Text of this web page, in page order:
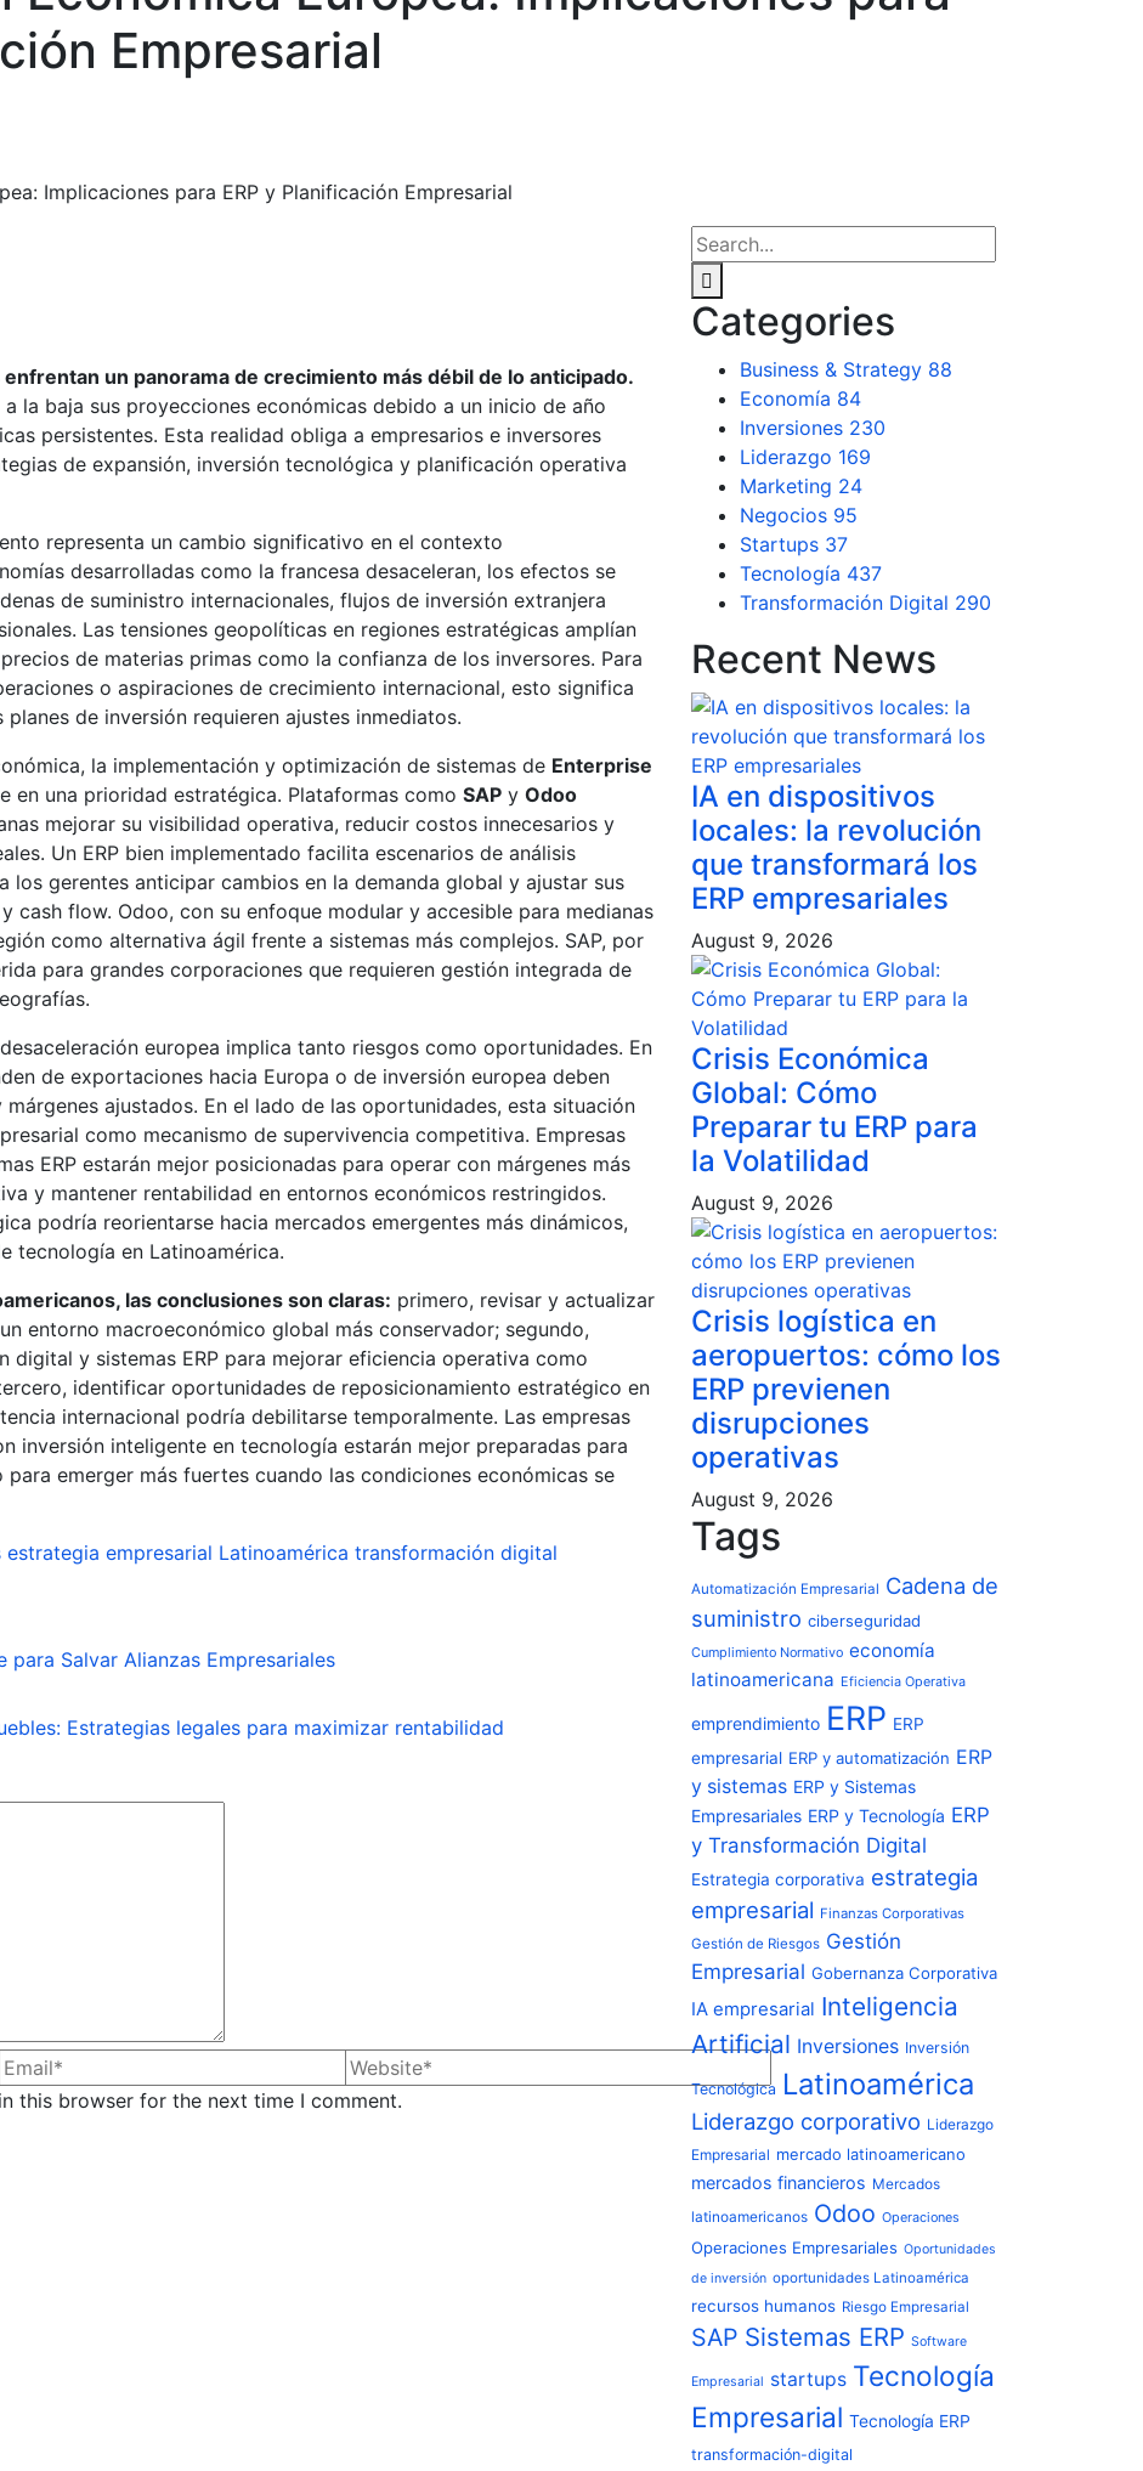
Empresarial
Implicaciones para ERP y Planificación Empresarial
un panorama de crecimiento más débil de lo anticipado.
la baja sus proyecciones económicas debido a un inicio de año
persistentes. Esta realidad obliga a empresarios e inversores
de expansión, inversión tecnológica y planificación operativa
representa un cambio significativo en el contexto
desarrolladas como la francesa desaceleran, los efectos se
de suministro internacionales, flujos de inversión extranjera
Las tensiones geopolíticas en regiones estratégicas amplían
de materias primas como la confianza de los inversores. Para
o aspiraciones de crecimiento internacional, esto significa
de inversión requieren ajustes inmediatos.
la implementación y optimización de sistemas de Enterprise
en una prioridad estratégica. Plataformas como SAP y Odoo
mejorar su visibilidad operativa, reducir costos innecesarios y
Un ERP bien implementado facilita escenarios de análisis
los gerentes anticipar cambios en la demanda global y ajustar sus
cash flow. Odoo, con su enfoque modular y accesible para medianas
como alternativa ágil frente a sistemas más complejos. SAP, por
para grandes corporaciones que requieren gestión integrada de
europea implica tanto riesgos como oportunidades. En
de exportaciones hacia Europa o de inversión europea deben
ajustados. En el lado de las oportunidades, esta situación
como mecanismo de supervivencia competitiva. Empresas
ERP estarán mejor posicionadas para operar con márgenes más
y mantener rentabilidad en entornos económicos restringidos.
podría reorientarse hacia mercados emergentes más dinámicos,
tecnología en Latinoamérica.
las conclusiones son claras: primero, revisar y actualizar
entorno macroeconómico global más conservador; segundo,
digital y sistemas ERP para mejorar eficiencia operativa como
identificar oportunidades de reposicionamiento estratégico en
internacional podría debilitarse temporalmente. Las empresas
inversión inteligente en tecnología estarán mejor preparadas para
emerger más fuertes cuando las condiciones económicas se
estrategia empresarial Latinoamérica transformación digital
para Salvar Alianzas Empresariales
Estrategias legales para maximizar rentabilidad
this browser for the next time I comment.
Categories
Business & Strategy 88
Economía 84
Inversiones 230
Liderazgo 169
Marketing 24
Negocios 95
Startups 37
Tecnología 437
Transformación Digital 290
Recent News
IA en dispositivos
locales: la revolución
que transformará los
ERP empresariales
August 9, 2026
Crisis Económica
Global: Cómo
Preparar tu ERP para
la Volatilidad
August 9, 2026
Crisis logística en
aeropuertos: cómo los
ERP previenen
disrupciones
operativas
August 9, 2026
Tags
Automatización Empresarial Cadena de
suministro ciberseguridad
Cumplimiento Normativo economía
latinoamericana Eficiencia Operativa
emprendimiento ERP ERP
empresarial ERP y automatización ERP
y sistemas ERP y Sistemas
Empresariales ERP y Tecnología ERP
y Transformación Digital
Estrategia corporativa estrategia
empresarial Finanzas Corporativas
Gestión de Riesgos Gestión
Empresarial Gobernanza Corporativa
IA empresarial Inteligencia
Artificial Inversiones Inversión
Tecnológica Latinoamérica
Liderazgo corporativo Liderazgo
Empresarial mercado latinoamericano
mercados financieros Mercados
latinoamericanos Odoo Operaciones
Operaciones Empresariales Oportunidades
de inversión oportunidades Latinoamérica
recursos humanos Riesgo Empresarial
SAP Sistemas ERP Software
Empresarial startups Tecnología
Empresarial Tecnología ERP
transformación-digital